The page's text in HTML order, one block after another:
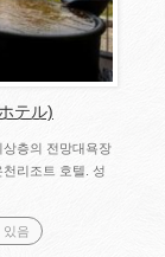
テル)
층의 전망대욕장
리조트 호텔. 성
있음